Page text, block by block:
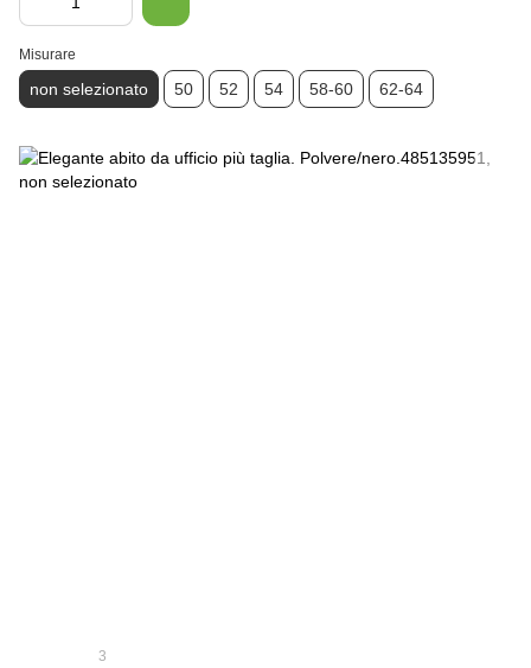
Misurare
non selezionato 50 52 54 58-60 62-64
3